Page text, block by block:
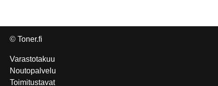
© Toner.fi
Varastotakuu
Noutopalvelu
Toimitustavat